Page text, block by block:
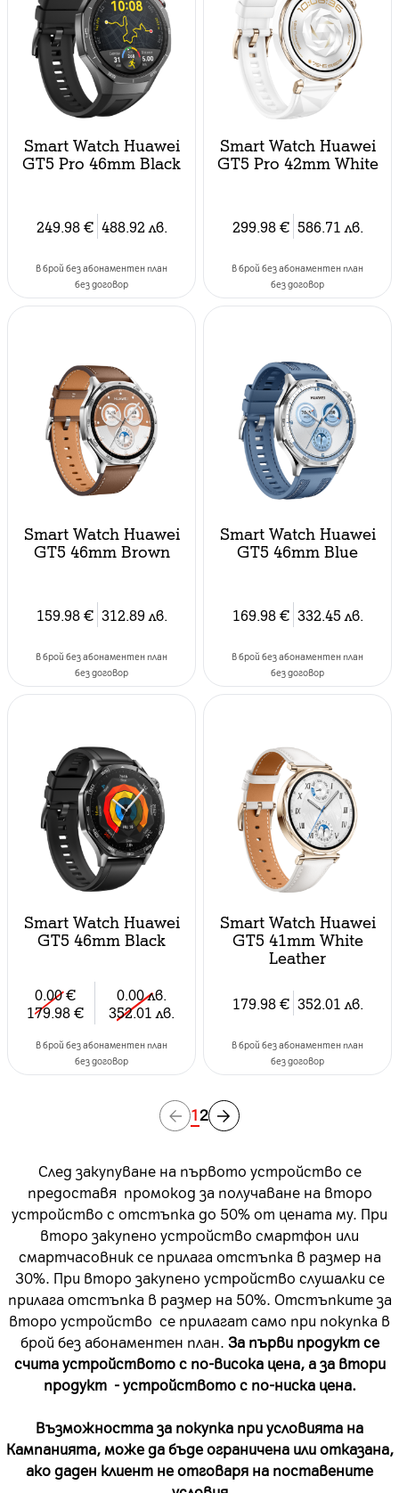
Smart Watch Huawei
GT5 Pro 46mm Black
249.98 € 488.92 лв.
в брой без абонаментен план
без договор
Smart Watch Huawei
GT5 Pro 42mm White
299.98 € 586.71 лв.
в брой без абонаментен план
без договор
Smart Watch Huawei
GT5 46mm Brown
159.98 € 312.89 лв.
в брой без абонаментен план
без договор
Smart Watch Huawei
GT5 46mm Blue
169.98 € 332.45 лв.
в брой без абонаментен план
без договор
Smart Watch Huawei
GT5 46mm Black
0.00 €
179.98 €
0.00лв.
352.01 лв.
в брой без абонаментен план
без договор
Smart Watch Huawei
GT5 41mm White
Leather
179.98 € 352.01 лв.
в брой без абонаментен план
без договор
12
След закупуване на първото устройство се
предоставя промокод за получаване на второ
устройство с отстъпка до 50% от цената му. При
второ закупено устройство смартфон или
смартчасовник се прилага отстъпка в размер на
30%. При второ закупено устройство слушалки се
прилага отстъпка в размер на 50%. Отстъпките за
второ устройство се прилагат само при покупка в
брой без абонаментен план. За първи продукт се
счита устройството с по-висока цена, а за втори
продукт - устройството с по-ниска цена.
Възможността за покупка при условията на
Кампанията, може да бъде ограничена или отказана,
ако даден клиент не отговаря на поставените